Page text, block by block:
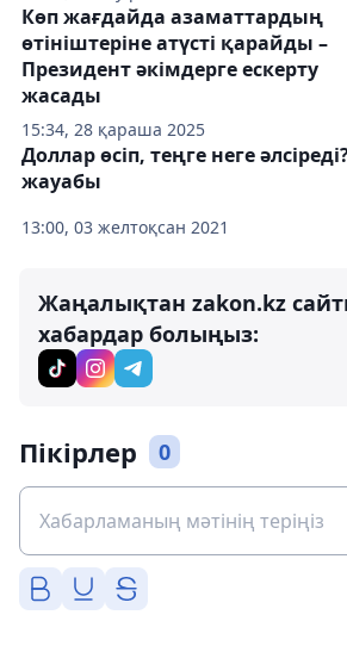
15:34, 28 қараша 2025
Көп жағдайда азаматтардың
өтініштеріне атүсті қарайды –
Президент әкімдерге ескерту
жасады
13:00, 03 желтоқсан 2021
Доллар өсіп, теңге неге
жауабы
Жаңалықтан zakon.kz
хабардар болыңыз:
Пікірлер 0